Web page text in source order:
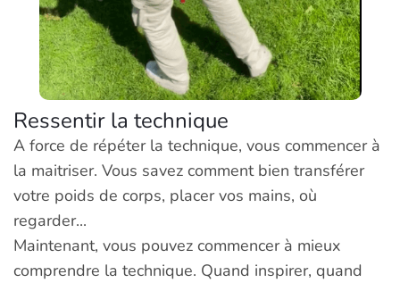
Ressentir la technique
A force de répéter la technique, vous commencer à
la maitriser. Vous savez comment bien transférer
votre poids de corps, placer vos mains, où
regarder...
Maintenant, vous pouvez commencer à mieux
comprendre la technique. Quand inspirer, quand